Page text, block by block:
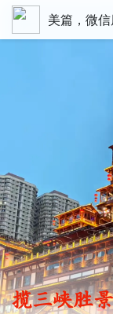
美篇，微
揽三峡胜